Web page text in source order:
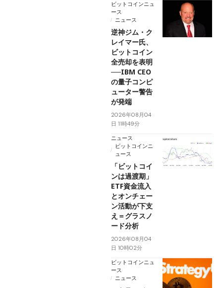
ビットコインニュ
ース
ニュース
逆神ジム・ク
レイマー氏、
ビットコイン
全売却を表明
──IBM CEO
の量子コンピ
ューター警告
が発端
2026年08月04
日 11時49分
ニュース
ビットコインニ
ュース
「ビットコイ
ンは過渡期」
ETF資金流入
とオンチェー
ン活動が下支
え＝グラスノ
ード分析
2026年08月04
日 10時02分
ビットコインニュ
ース
ニュース